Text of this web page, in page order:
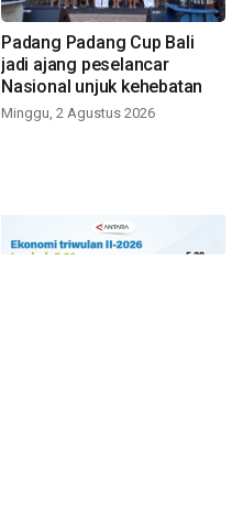
Padang Padang Cup Bali
jadi ajang peselancar
Nasional unjuk kehebatan
Minggu, 2 Agustus 2026